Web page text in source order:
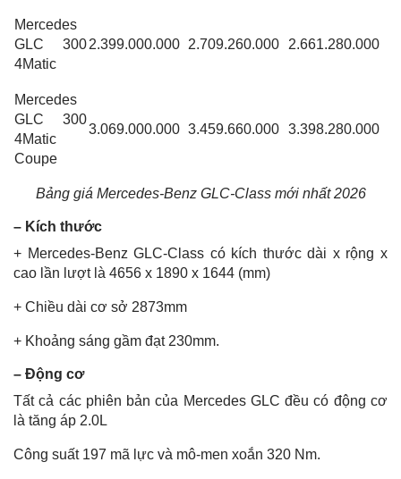
Mercedes
GLC 300
4Matic
2.399.000.000 2.709.260.000 2.661.280.000
Mercedes
GLC 300
4Matic
Coupe
3.069.000.000 3.459.660.000 3.398.280.000
Bảng giá Mercedes-Benz GLC-Class mới nhất 2026
– Kích thước
+ Mercedes-Benz GLC-Class có kích thước dài x rộng x
cao lần lượt là 4656 x 1890 x 1644 (mm)
+ Chiều dài cơ sở 2873mm
+ Khoảng sáng gầm đạt 230mm.
– Động cơ
Tất cả các phiên bản của Mercedes GLC đều có động cơ
là tăng áp 2.0L
Công suất 197 mã lực và mô-men xoắn 320 Nm.